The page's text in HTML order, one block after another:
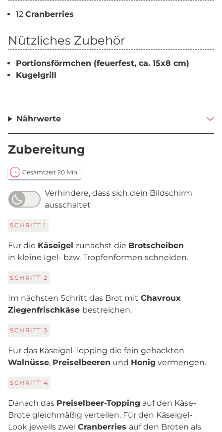
12 Cranberries
Nützliches Zubehör
Portionsförmchen (feuerfest, ca. 15x8 cm)
Kugelgrill
Nährwerte
Zubereitung
Gesamtzeit 20 Min.
Verhindere, dass sich dein Bildschirm
ausschaltet
SCHRITT 1
Für die Käseigel zunächst die Brotscheiben
in kleine Igel- bzw. Tropfenformen schneiden.
SCHRITT 2
Im nächsten Schritt das Brot mit Chavroux
Ziegenfrischkäse bestreichen.
SCHRITT 3
Für das Käseigel-Topping die fein gehackten
Walnüsse, Preiselbeeren und Honig vermengen.
SCHRITT 4
Danach das Preiselbeer-Topping auf den Käse-
Brote gleichmäßig verteilen. Für den Käseigel-
Look jeweils zwei Cranberries auf den Broten als